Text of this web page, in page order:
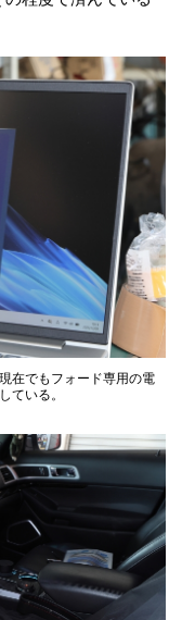
在でもフォード専用の電
ている。